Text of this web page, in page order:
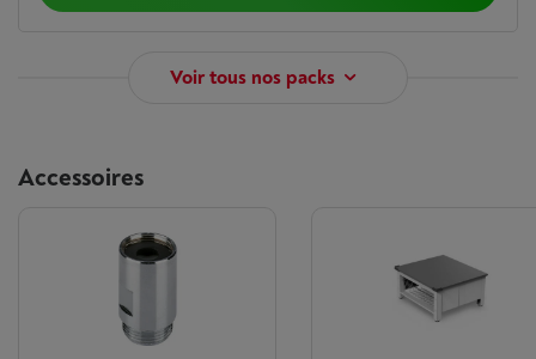
Voir tous nos packs
Accessoires